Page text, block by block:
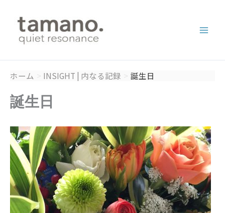
ホーム INSIGHT | 内なる記録 誕生日
誕生日